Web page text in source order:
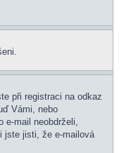
při registraci na odkaz
Vámi, nebo
e-mail neobdrželi,
jste jisti, že e-mailová